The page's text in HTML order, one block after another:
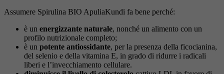
Assumere Spirulina BIO ApuliaKundi fa bene perché:
è un energizzante naturale, nonché un alimento con un
profilo nutrizionale completo;
è un potente antiossidante, per la presenza della ficocianina,
del selenio e della vitamina E, in grado di ridurre i radicali
liberi e l’invecchiamento cellulare.